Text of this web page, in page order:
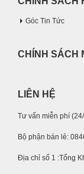
Góc Tin Tức
CHÍNH SÁCH
LIÊN HỆ
Tư vấn miễn phí
Bộ phận bán lẻ:
Địa chỉ số 1 :Tổng